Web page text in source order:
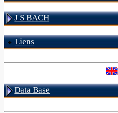
J S BACH
Liens
Data Base